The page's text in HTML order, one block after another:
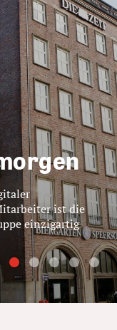
und
E-Learning-
Sie hier das
Verlagsgruppe